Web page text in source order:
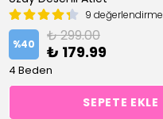
9 değerlendirme
%40 ₺ 299.00
₺ 179.99
4 Beden
SEPETE EKLE